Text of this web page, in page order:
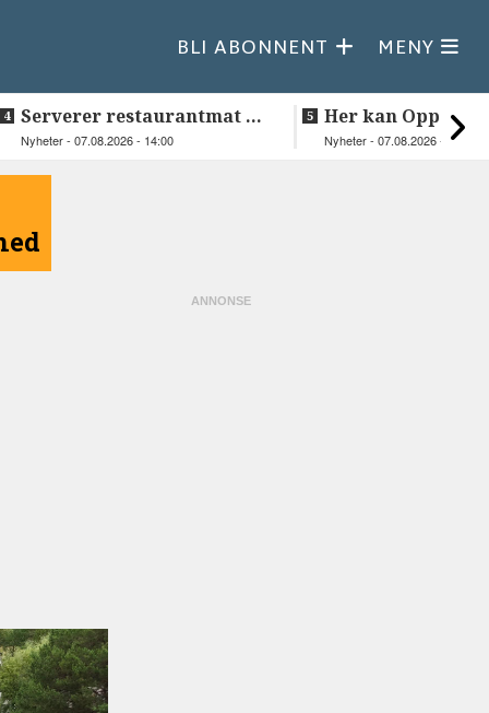
BLI ABONNENT MENY
Serverer restaurantmat til
beboerne
Nyheter - 07.08.2026 - 14:00
Her kan Oppeid
videre
Nyheter - 07.08.2026 - 10:18